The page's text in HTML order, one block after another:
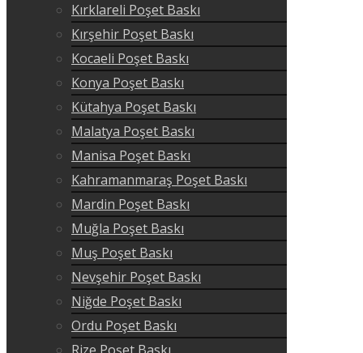
Kırklareli Poşet Baskı
Kırşehir Poşet Baskı
Kocaeli Poşet Baskı
Konya Poşet Baskı
Kütahya Poşet Baskı
Malatya Poşet Baskı
Manisa Poşet Baskı
Kahramanmaraş Poşet Baskı
Mardin Poşet Baskı
Muğla Poşet Baskı
Muş Poşet Baskı
Nevşehir Poşet Baskı
Niğde Poşet Baskı
Ordu Poşet Baskı